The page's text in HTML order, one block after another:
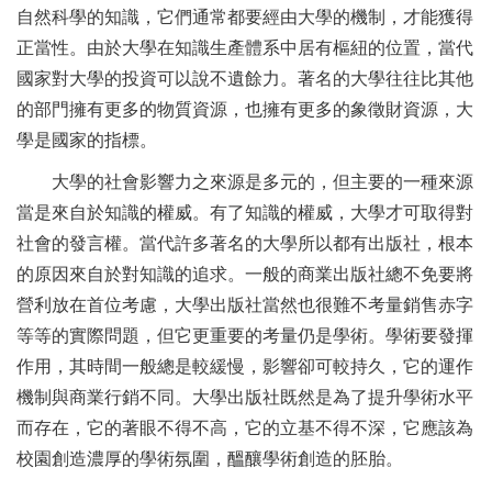
自然科學的知識，它們通常都要經由大學的機制，才能獲得
正當性。由於大學在知識生產體系中居有樞紐的位置，當代
國家對大學的投資可以說不遺餘力。著名的大學往往比其他
的部門擁有更多的物質資源，也擁有更多的象徵財資源，大
學是國家的指標。
大學的社會影響力之來源是多元的，但主要的一種來源
當是來自於知識的權威。有了知識的權威，大學才可取得對
社會的發言權。當代許多著名的大學所以都有出版社，根本
的原因來自於對知識的追求。一般的商業出版社總不免要將
營利放在首位考慮，大學出版社當然也很難不考量銷售赤字
等等的實際問題，但它更重要的考量仍是學術。學術要發揮
作用，其時間一般總是較緩慢，影響卻可較持久，它的運作
機制與商業行銷不同。大學出版社既然是為了提升學術水平
而存在，它的著眼不得不高，它的立基不得不深，它應該為
校園創造濃厚的學術氛圍，醞釀學術創造的胚胎。